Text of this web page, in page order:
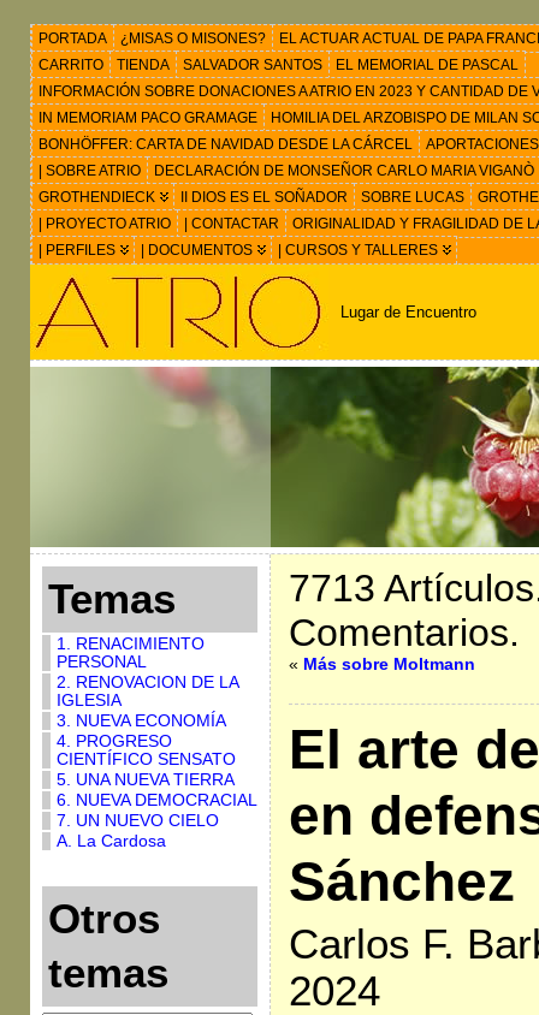
PORTADA ¿MISAS O MISONES?
EL ACTUAR ACTUAL DE PAPA
CARRITO
TIENDA SALVADOR SANTOS
EL MEMORIAL DE PASCAL
INFORMACIÓN SOBRE DONACIONES A ATRIO EN 2023 Y CANTIDAD
IN MEMORIAM PACO GRAMAGE
HOMILIA DEL ARZOBISPO DE MILAN
BONHÖFFER: CARTA DE NAVIDAD DESDE LA CÁRCEL
| SOBRE ATRIO
DECLARACIÓN DE MONSEÑOR CARLO MARIA VIGANÒ
GROTHENDIECK
II DIOS ES EL SOÑADOR SOBRE LUCAS
| PROYECTO ATRIO
| CONTACTAR
ORIGINALIDAD Y FRAGILIDAD DE
| PERFILES
| DOCUMENTOS | CURSOS Y TALLERES
Lugar de Encuentro
Temas
1. RENACIMIENTO
PERSONAL
2. RENOVACION DE LA
IGLESIA
3. NUEVA ECONOMÍA
4. PROGRESO
CIENTÍFICO SENSATO
5. UNA NUEVA TIERRA
6. NUEVA DEMOCRACIAL
7. UN NUEVO CIELO
A. La Cardosa
Otros
temas
7713
Comentarios.
« Más sobre Moltmann
El arte
en
Sánchez
Carlos F.
2024